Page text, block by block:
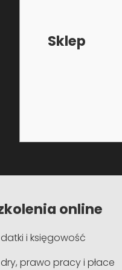
Sklep
online
i księgowość
prawo pracy i płace
Inne terminy tego
Program
Rozporządzenie
cele i założenia